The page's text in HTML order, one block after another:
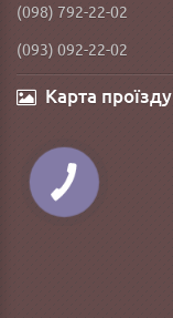
(098) 792-22-02
(093) 092-22-02
Карта проїзду